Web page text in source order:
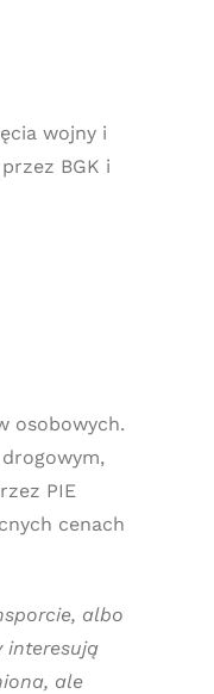
wojny i
BGK i
osobowych.
PIE
cenach
albo
interesują
ale